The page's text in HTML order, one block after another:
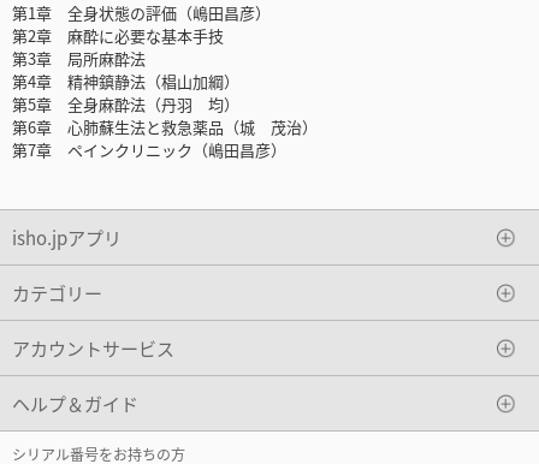
第1章 全身状態の評価（嶋田昌彦）
第2章 麻酔に必要な基本手技
第3章 局所麻酔法
第4章 精神鎮静法（椙山加綱）
第5章 全身麻酔法（丹羽 均）
第6章 心肺蘇生法と救急薬品（城 茂治）
第7章 ペインクリニック（嶋田昌彦）
isho.jpアプリ
カテゴリー
アカウントサービス
ヘルプ＆ガイド
シリアル番号をお持ちの方